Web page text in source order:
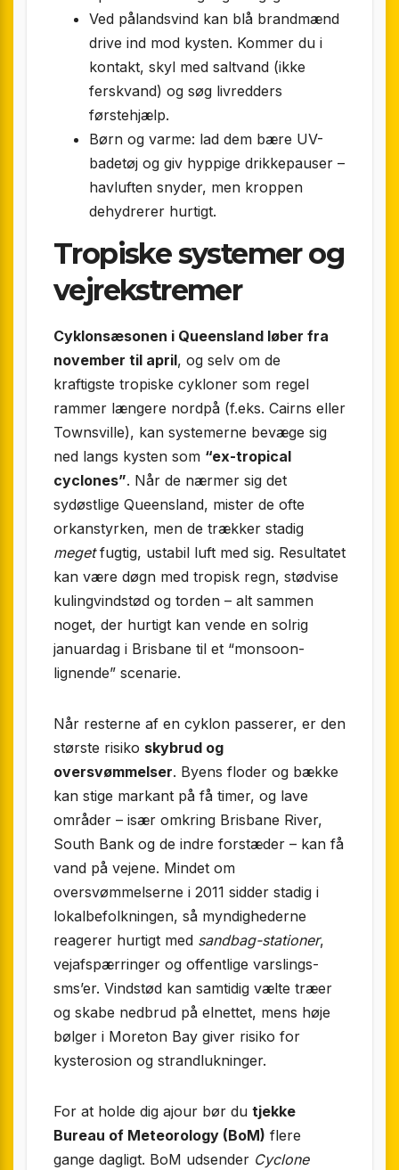
Ved pålandsvind kan blå brandmænd
drive ind mod kysten. Kommer du i
kontakt, skyl med saltvand (ikke
ferskvand) og søg livredders
førstehjælp.
Børn og varme: lad dem bære UV-
badetøj og giv hyppige drikkepauser –
havluften snyder, men kroppen
dehydrerer hurtigt.
Tropiske systemer og
vejrekstremer
Cyklonsæsonen i Queensland løber fra
november til april, og selv om de
kraftigste tropiske cykloner som regel
rammer længere nordpå (f.eks. Cairns eller
Townsville), kan systemerne bevæge sig
ned langs kysten som “ex-tropical
cyclones”. Når de nærmer sig det
sydøstlige Queensland, mister de ofte
orkanstyrken, men de trækker stadig
megetfugtig, ustabil luft med sig. Resultatet
kan være døgn med tropisk regn, stødvise
kulingvindstød og torden – alt sammen
noget, der hurtigt kan vende en solrig
januardag i Brisbane til et “monsoon-
lignende” scenarie.
Når resterne af en cyklon passerer, er den
største risiko skybrud og
oversvømmelser. Byens floder og bække
kan stige markant på få timer, og lave
områder – især omkring Brisbane River,
South Bank og de indre forstæder – kan få
vand på vejene. Mindet om
oversvømmelserne i 2011 sidder stadig i
lokalbefolkningen, så myndighederne
reagerer hurtigt med sandbag-stationer,
vejafspærringer og offentlige varslings-
sms’er. Vindstød kan samtidig vælte træer
og skabe nedbrud på elnettet, mens høje
bølger i Moreton Bay giver risiko for
kysterosion og strandlukninger.
For at holde dig ajour bør du tjekke
Bureau of Meteorology (BoM) flere
gange dagligt. BoM udsender Cyclone